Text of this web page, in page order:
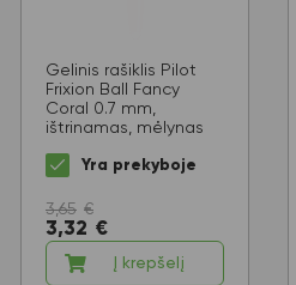
Gelinis rašiklis Pilot
Frixion Ball Fancy
Coral 0.7 mm,
ištrinamas, mėlynas
Yra prekyboje
3,65 €
3,32 €
Į krepšelį